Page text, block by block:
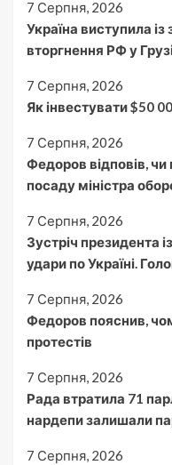
7 Серпня, 2026
Україна виступила із
вторгнення РФ у
7 Серпня, 2026
Як інвестувати $50
7 Серпня, 2026
Федоров відповів,
посаду міністра
7 Серпня, 2026
Зустріч президента
удари по Україні.
7 Серпня, 2026
Федоров пояснив,
протестів
7 Серпня, 2026
Рада втратила 71
нардепи залишали
7 Серпня, 2026